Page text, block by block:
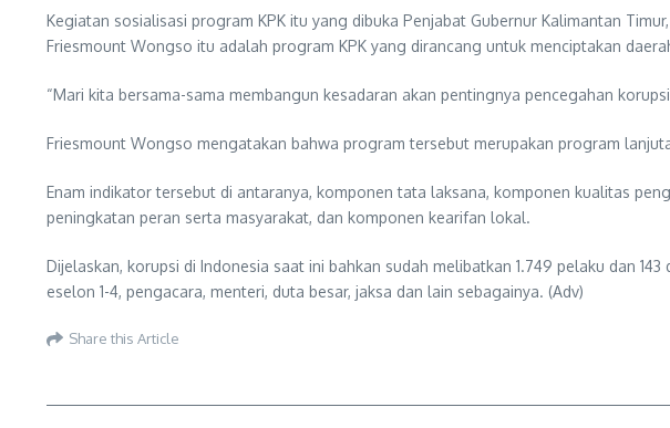
Kegiatan sosialisasi program KPK itu yang dibuka Penjabat Gubernur Kalimantan
Friesmount Wongso itu adalah program KPK yang dirancang untuk menciptakan
“Mari kita bersama-sama membangun kesadaran akan pentingnya pencegahan
Friesmount Wongso mengatakan bahwa program tersebut merupakan program
Enam indikator tersebut di antaranya, komponen tata laksana, komponen kualitas
peningkatan peran serta masyarakat, dan komponen kearifan lokal.
Dijelaskan, korupsi di Indonesia saat ini bahkan sudah melibatkan 1.749 pelaku dan
eselon 1-4, pengacara, menteri, duta besar, jaksa dan lain sebagainya. (Adv)
Share this Article